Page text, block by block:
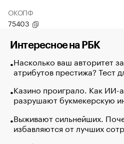
ОКОПФ
75403
Интересное на РБК
Насколько ваш авторитет
атрибутов престижа? Тест
Казино проиграло. Как ИИ-
разрушают букмекерскую
Выживают сильнейших.
избавляются от лучших